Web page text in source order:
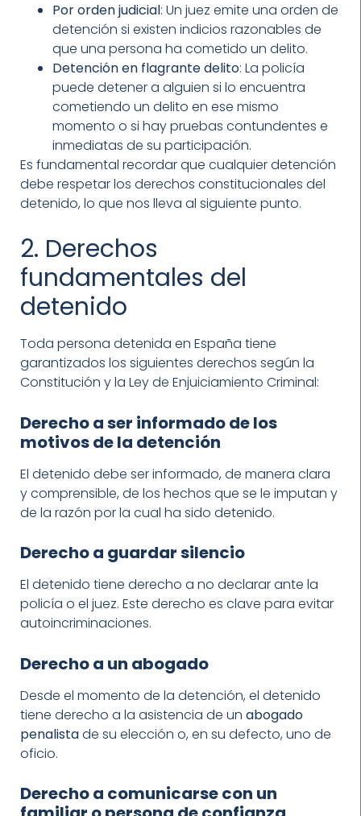
Por orden judicial: Un juez emite una orden de
detención si existen indicios razonables de
que una persona ha cometido un delito.
Detención en flagrante delito: La policía
puede detener a alguien si lo encuentra
cometiendo un delito en ese mismo
momento o si hay pruebas contundentes e
inmediatas de su participación.
Es fundamental recordar que cualquier detención
debe respetar los derechos constitucionales del
detenido, lo que nos lleva al siguiente punto.
2. Derechos
fundamentales del
detenido
Toda persona detenida en España tiene
garantizados los siguientes derechos según la
Constitución y la Ley de Enjuiciamiento Criminal:
Derecho a ser informado de los
motivos de la detención
El detenido debe ser informado, de manera clara
y comprensible, de los hechos que se le imputan y
de la razón por la cual ha sido detenido.
Derecho a guardar silencio
El detenido tiene derecho a no declarar ante la
policía o el juez. Este derecho es clave para evitar
autoincriminaciones.
Derecho a un abogado
Desde el momento de la detención, el detenido
tiene derecho a la asistencia de un abogado
penalistade su elección o, en su defecto, uno de
oficio.
Derecho a comunicarse con un